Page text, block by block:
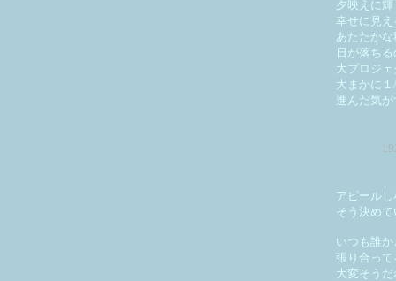
夕映えに
幸せに見え
あたたか
日が落ち
大プロジ
大まかに
進んだ気が
アピールし
そう決め
いつも誰か
張り合って
大変そうだ